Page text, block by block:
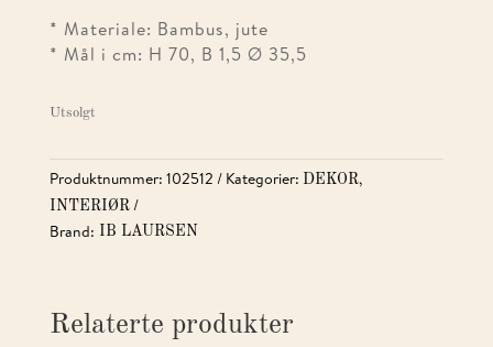
* Materiale: Bambus, jute
* Mål i cm: H 70, B 1,5 Ø 35,5
Utsolgt
Produktnummer: 102512 Kategorier: DEKOR,
INTERIØR
Brand: IB LAURSEN
Relaterte produkter